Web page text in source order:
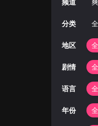
频道
分类
地区
剧情
语言
年份